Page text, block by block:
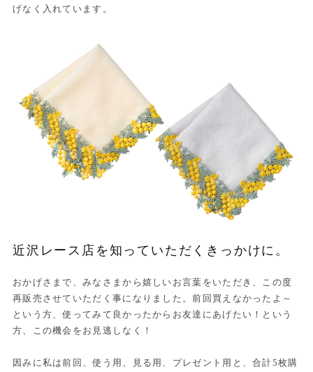
げなく入れています。
近沢レース店を知っていただくきっかけに。
おかげさまで、みなさまから嬉しいお言葉をいただき、この度
再販売させていただく事になりました。前回買えなかったよ～
という方、使ってみて良かったからお友達にあげたい！という
方、この機会をお見逃しなく！
因みに私は前回、使う用、見る用、プレゼント用と、合計5枚購